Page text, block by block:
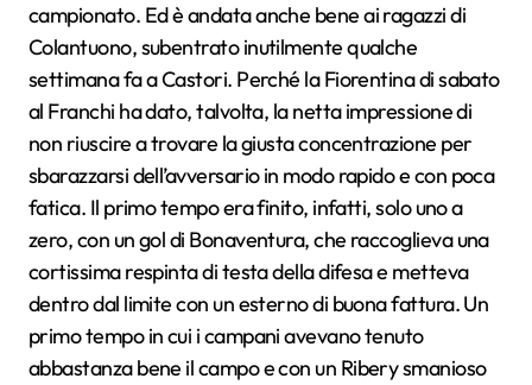
campionato. Ed è andata anche bene ai ragazzi di
Colantuono, subentrato inutilmente qualche
settimana fa a Castori. Perché la Fiorentina di sabato
al Franchi ha dato, talvolta, la netta impressione di
non riuscire a trovare la giusta concentrazione per
sbarazzarsi dell’avversario in modo rapido e con poca
fatica. Il primo tempo era finito, infatti, solo uno a
zero, con un gol di Bonaventura, che raccoglieva una
cortissima respinta di testa della difesa e metteva
dentro dal limite con un esterno di buona fattura. Un
primo tempo in cui i campani avevano tenuto
abbastanza bene il campo e con un Ribery smanioso